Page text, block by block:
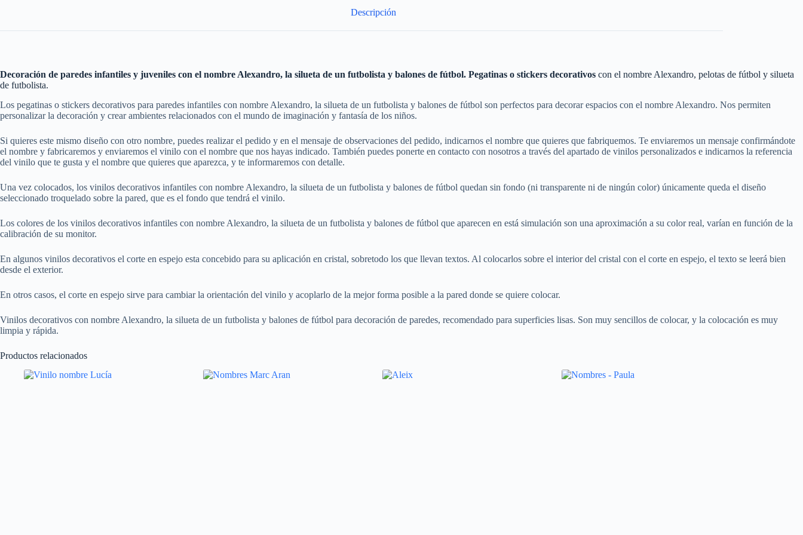
Descripción
Decoración de paredes infantiles y juveniles con el nombre Alexandro, la silueta de un futbolista y balones de fútbol. Pegatinas o stickers decorativos con el nombre Alexandro, pelotas de fútbol y silueta
de futbolista.
Los pegatinas o stickers decorativos para paredes infantiles con nombre Alexandro, la silueta de un futbolista y balones de fútbol son perfectos para decorar espacios con el nombre Alexandro. Nos permiten
personalizar la decoración y crear ambientes relacionados con el mundo de imaginación y fantasía de los niños.
Si quieres este mismo diseño con otro nombre, puedes realizar el pedido y en el mensaje de observaciones del pedido, indicarnos el nombre que quieres que fabriquemos. Te enviaremos un mensaje confirmándote
el nombre y fabricaremos y enviaremos el vinilo con el nombre que nos hayas indicado. También puedes ponerte en contacto con nosotros a través del apartado de vinilos personalizados e indicarnos la referencia
del vinilo que te gusta y el nombre que quieres que aparezca, y te informaremos con detalle.
Una vez colocados, los vinilos decorativos infantiles con nombre Alexandro, la silueta de un futbolista y balones de fútbol quedan sin fondo (ni transparente ni de ningún color) únicamente queda el diseño
seleccionado troquelado sobre la pared, que es el fondo que tendrá el vinilo.
Los colores de los vinilos decorativos infantiles con nombre Alexandro, la silueta de un futbolista y balones de fútbol que aparecen en está simulación son una aproximación a su color real, varían en función de la
calibración de su monitor.
En algunos vinilos decorativos el corte en espejo esta concebido para su aplicación en cristal, sobretodo los que llevan textos. Al colocarlos sobre el interior del cristal con el corte en espejo, el texto se leerá bien
desde el exterior.
En otros casos, el corte en espejo sirve para cambiar la orientación del vinilo y acoplarlo de la mejor forma posible a la pared donde se quiere colocar.
Vinilos decorativos con nombre Alexandro, la silueta de un futbolista y balones de fútbol para decoración de paredes, recomendado para superficies lisas. Son muy sencillos de colocar, y la colocación es muy
limpia y rápida.
Productos relacionados